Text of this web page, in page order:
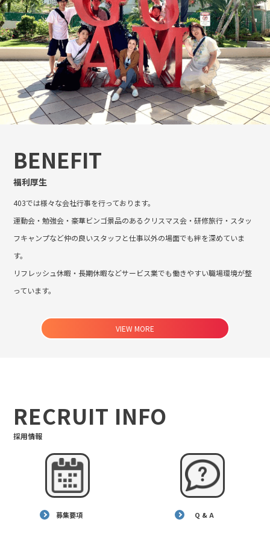
BENEFIT
福利厚生
403では様々な会社行事を行っております。
運動会・勉強会・豪華ビンゴ景品のあるクリスマス会・研修旅行・スタッ
フキャンプなど仲の良いスタッフと仕事以外の場面でも絆を深めていま
す。
リフレッシュ休暇・長期休暇などサービス業でも働きやすい職場環境が整
っています。
VIEW MORE
RECRUIT INFO
採用情報
募集要項 Q & A